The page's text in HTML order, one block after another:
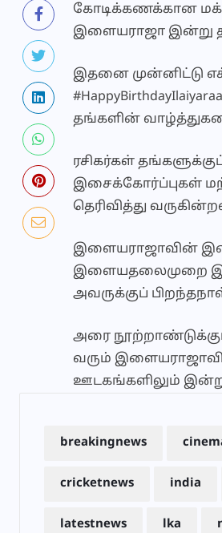
கோடிக்கணக்கான
இளையராஜா இன்று
இதனை முன்னிட்டு
தங்களின்
ரசிகர்கள்
இசைக்கோர்ப்புகள்
தெரிவித்து
இளையராஜாவின்
இளையதலைமுறை
அவருக்குப்
அரை
வரும்
ஊடகங்களிலும் இன்று
breakingnews
cricketnews india
latestnews lka